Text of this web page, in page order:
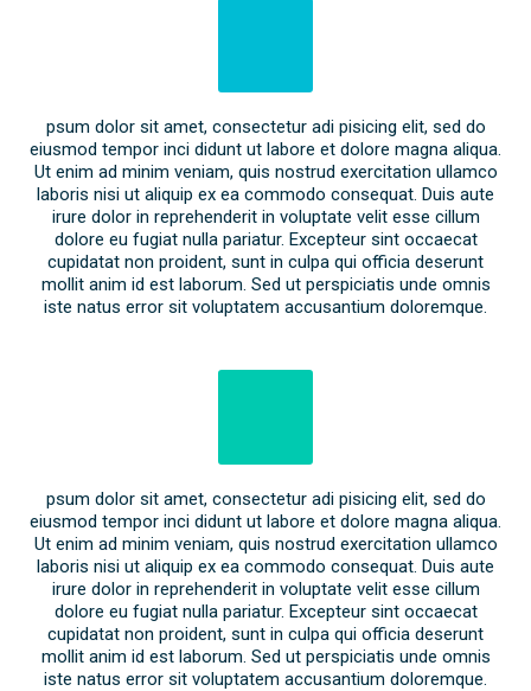
psum dolor sit amet, consectetur adi pisicing elit, sed do
eiusmod tempor inci didunt ut labore et dolore magna aliqua.
Ut enim ad minim veniam, quis nostrud exercitation ullamco
laboris nisi ut aliquip ex ea commodo consequat. Duis aute
irure dolor in reprehenderit in voluptate velit esse cillum
dolore eu fugiat nulla pariatur. Excepteur sint occaecat
cupidatat non proident, sunt in culpa qui officia deserunt
mollit anim id est laborum. Sed ut perspiciatis unde omnis
iste natus error sit voluptatem accusantium doloremque.
psum dolor sit amet, consectetur adi pisicing elit, sed do
eiusmod tempor inci didunt ut labore et dolore magna aliqua.
Ut enim ad minim veniam, quis nostrud exercitation ullamco
laboris nisi ut aliquip ex ea commodo consequat. Duis aute
irure dolor in reprehenderit in voluptate velit esse cillum
dolore eu fugiat nulla pariatur. Excepteur sint occaecat
cupidatat non proident, sunt in culpa qui officia deserunt
mollit anim id est laborum. Sed ut perspiciatis unde omnis
iste natus error sit voluptatem accusantium doloremque.